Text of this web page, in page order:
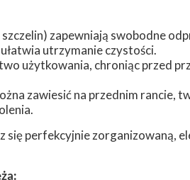
szczelin) zapewniają swobodne
utrzymanie czystości.
użytkowania, chroniąc przed
zawiesić na przednim rancie,
się perfekcyjnie zorganizowaną,